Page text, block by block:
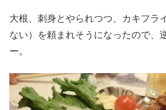
大根、刺身とやられつつ、カキフラ
ない）を頼まれそうになったので、
ー。